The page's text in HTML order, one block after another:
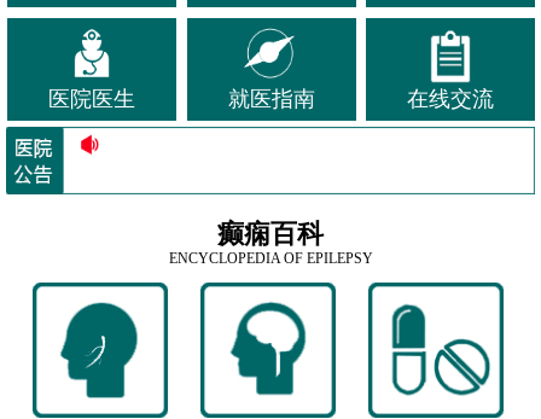
医院医生 就医指南 在线交流
癫痫百科
ENCYCLOPEDIA OF EPILEPSY